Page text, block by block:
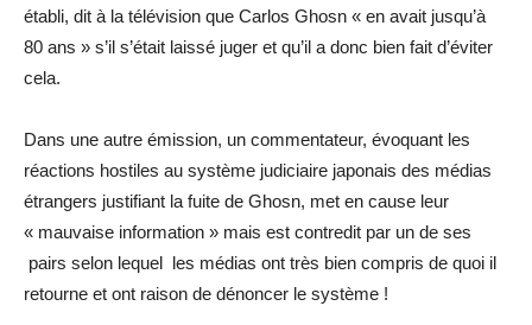
établi, dit à la télévision que Carlos Ghosn « en avait jusqu’à
80 ans » s’il s’était laissé juger et qu’il a donc bien fait d’éviter
cela.
Dans une autre émission, un commentateur, évoquant les
réactions hostiles au système judiciaire japonais des médias
étrangers justifiant la fuite de Ghosn, met en cause leur
« mauvaise information » mais est contredit par un de ses
pairs selon lequel les médias ont très bien compris de quoi il
retourne et ont raison de dénoncer le système !